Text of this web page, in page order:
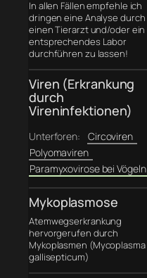
In allen Fällen empfehle ich
dringen eine Analyse durch
einen Tierarzt und/oder ein
entsprechendes Labor
durchführen zu lassen!
Viren (Erkrankung
durch
Vireninfektionen)
Unterforen:
Circoviren
Polyomaviren
Paramyxovirose bei Vögeln
Mykoplasmose
Atemwegserkrankung
hervorgerufen durch
Mykoplasmen (Mycoplasma
gallisepticum)